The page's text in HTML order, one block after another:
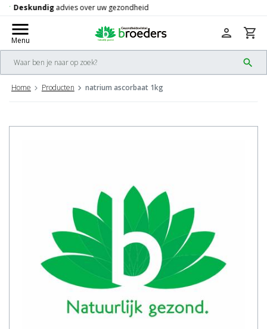
check Gratisverzending vanaf 50,-
menu
Menu
search
person shopping_cart
Home Producten natrium ascorbaat 1kg